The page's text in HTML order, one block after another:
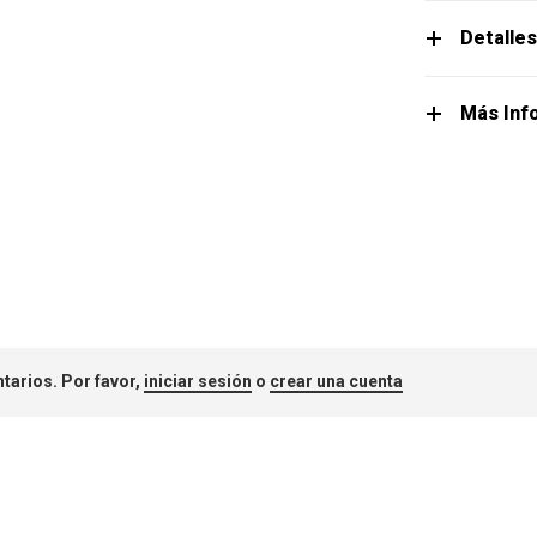
Detalles
Más
Por favor, iniciar sesión o crear una cuenta